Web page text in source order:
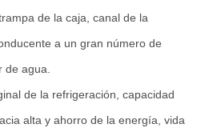
de la caja, canal de la
a un gran número de
de agua.
de la refrigeración, capacidad
alta y ahorro de la energía, vida